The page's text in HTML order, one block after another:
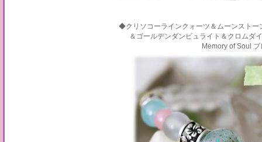
◆クリソコーラインクォーツ＆ムーンストー
＆ゴールデンダンビュライト＆クロムダ
Memory of Soul